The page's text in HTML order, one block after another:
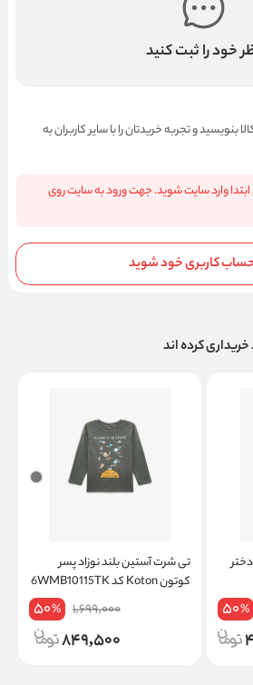
خود را ثبت کنید
بنویسید و تجربه خریدتان را با سایر کاربران به
وارد سایت شوید. جهت ورود به سایت روی
حساب کاربری خود شوید
کرده اند
50%
تی شرت آستین بلند نوزاد پسر
کوتون Koton کد 6WMB10115TK
1,699,000
50%
849,500